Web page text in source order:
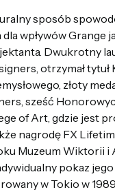
sposób
wpływów Grange
Dwukrotny
otrzymał
złoty
sześć
of Art, gdzie jest
nagrodę FX
Muzeum Wiktorii i
pokaz jego
w Tokio w